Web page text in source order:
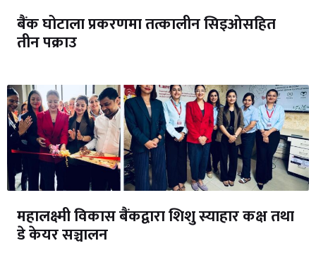
बैंक घोटाला प्रकरणमा तत्कालीन सिइओसहित
तीन पक्राउ
महालक्ष्मी विकास बैंकद्वारा शिशु स्याहार कक्ष तथा
डे केयर सञ्चालन